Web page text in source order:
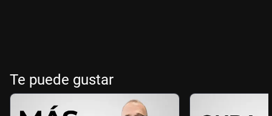
Te puede gustar